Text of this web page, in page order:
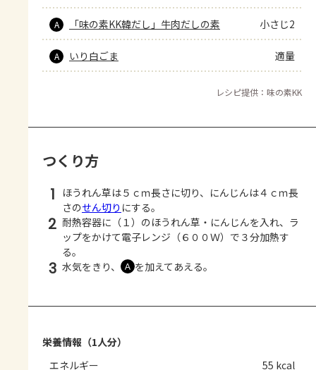
A 「味の素KK韓だし」牛肉だしの素 小さじ2
A いり白ごま 適量
レシピ提供：味の素KK
つくり方
1
ほうれん草は５ｃｍ長さに切り、にんじんは４ｃｍ長
さのせん切り にする。
2 耐熱容器に（１）のほうれん草・にんじんを入れ、ラ
ップをかけて電子レンジ（６００Ｗ）で３分加熱す
る。
3 水気をきり、 Ａ を加えてあえる。
栄養情報（1人分）
エネルギー
55 kcal